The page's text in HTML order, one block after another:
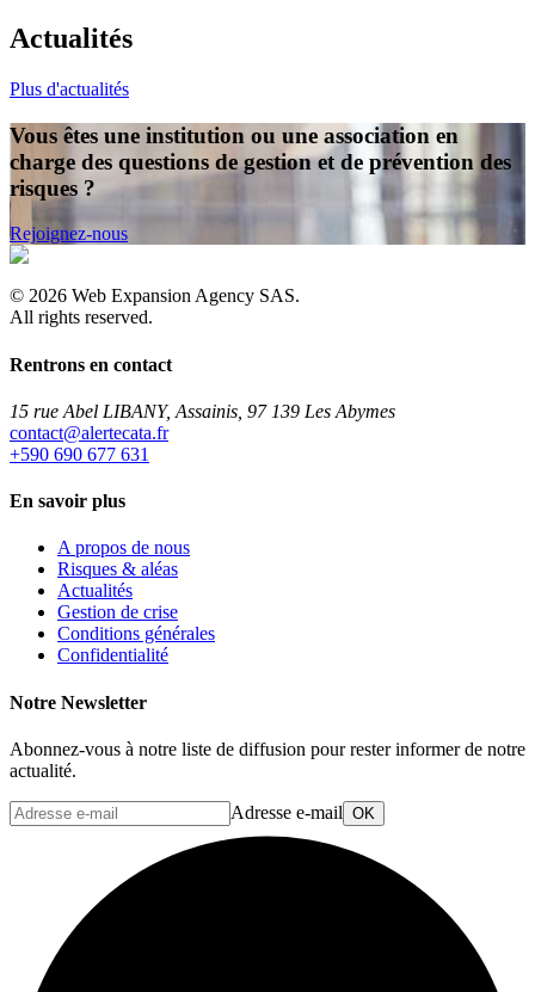
Actualités
Plus d'actualités
Vous êtes une institution ou une association en
charge des questions de gestion et de prévention des
risques ?
Rejoignez-nous
© 2026 Web Expansion Agency SAS.
All rights reserved.
Rentrons en contact
15 rue Abel LIBANY, Assainis, 97 139 Les Abymes
rf.atacetrela@tcatnoc
+590 690 677 631
En savoir plus
A propos de nous
Risques & aléas
Actualités
Gestion de crise
Conditions générales
Confidentialité
Notre Newsletter
Abonnez-vous à notre liste de diffusion pour rester informer de notre
actualité.
Adresse e-mail